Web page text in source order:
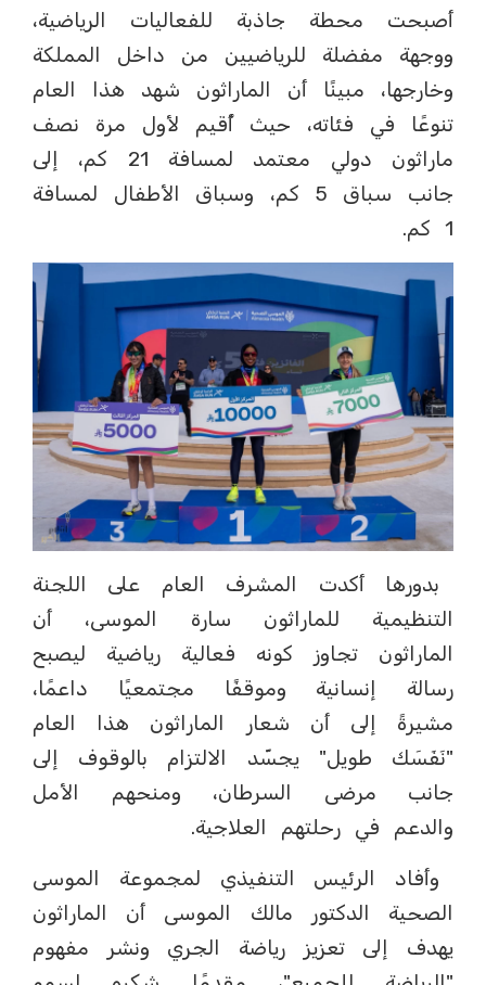
أصبحت محطة جاذبة للفعاليات الرياضية،
ووجهة مفضلة للرياضيين من داخل المملكة
وخارجها، مبينًا أن الماراثون شهد هذا العام
تنوعًا في فئاته، حيث أُقيم لأول مرة نصف
ماراثون دولي معتمد لمسافة 21 كم، إلى
جانب سباق 5 كم، وسباق الأطفال لمسافة
1 كم.
بدورها أكدت المشرف العام على اللجنة
التنظيمية للماراثون سارة الموسى، أن
الماراثون تجاوز كونه فعالية رياضية ليصبح
رسالة إنسانية وموقفًا مجتمعيًا داعمًا،
مشيرةً إلى أن شعار الماراثون هذا العام
"نَفَسَك طويل" يجسّد الالتزام بالوقوف إلى
جانب مرضى السرطان، ومنحهم الأمل
والدعم في رحلتهم العلاجية.
وأفاد الرئيس التنفيذي لمجموعة الموسى
الصحية الدكتور مالك الموسى أن الماراثون
يهدف إلى تعزيز رياضة الجري ونشر مفهوم